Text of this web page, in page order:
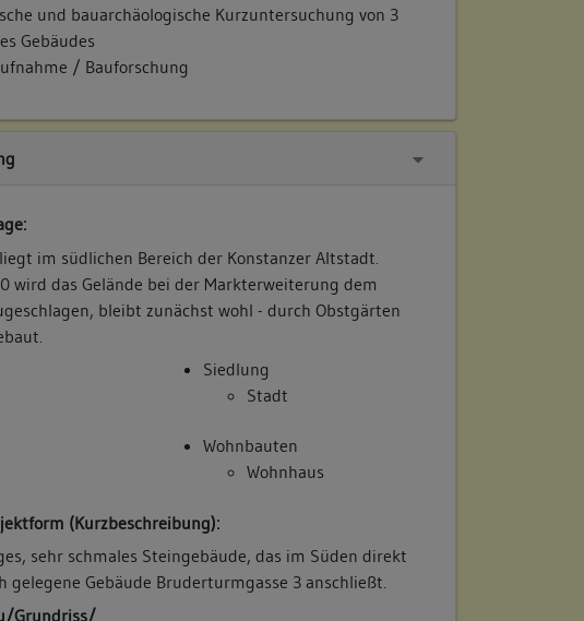
und bauarchäologische Kurzuntersuchung von 3
Gebäudes
/ Bauforschung
im südlichen Bereich der Konstanzer Altstadt.
wird das Gelände bei der Markterweiterung dem
bleibt zunächst wohl - durch Obstgärten
Siedlung
Stadt
Wohnbauten
Wohnhaus
(Kurzbeschreibung):
sehr schmales Steingebäude, das im Süden direkt
gelegene Gebäude Bruderturmgasse 3 anschließt.
Grundriss/